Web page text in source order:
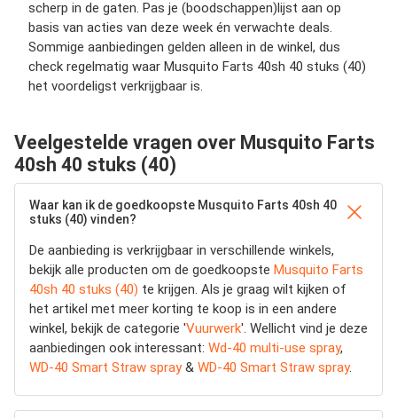
scherp in de gaten. Pas je (boodschappen)lijst aan op
basis van acties van deze week én verwachte deals.
Sommige aanbiedingen gelden alleen in de winkel, dus
check regelmatig waar Musquito Farts 40sh 40 stuks (40)
het voordeligst verkrijgbaar is.
Veelgestelde vragen over Musquito Farts
40sh 40 stuks (40)
Waar kan ik de goedkoopste Musquito Farts 40sh 40
stuks (40) vinden?
De aanbieding is verkrijgbaar in verschillende winkels,
bekijk alle producten om de goedkoopste Musquito Farts
40sh 40 stuks (40) te krijgen. Als je graag wilt kijken of
het artikel met meer korting te koop is in een andere
winkel, bekijk de categorie 'Vuurwerk'. Wellicht vind je deze
aanbiedingen ook interessant: Wd-40 multi-use spray,
WD-40 Smart Straw spray& WD-40 Smart Straw spray.